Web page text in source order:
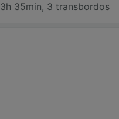
3h 35min, 3 transbordos